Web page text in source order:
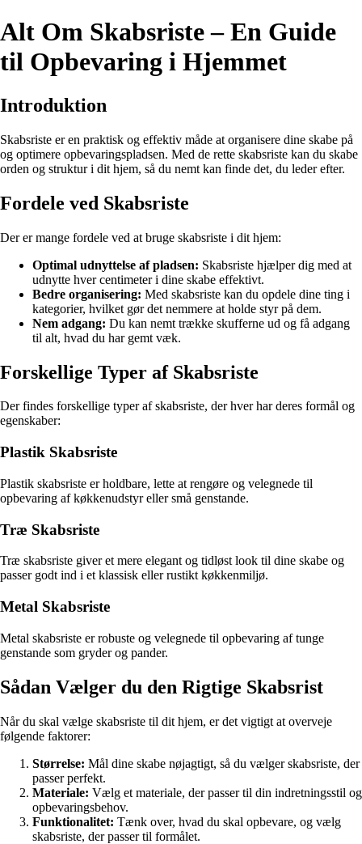
Alt Om Skabsriste – En Guide
til Opbevaring i Hjemmet
Introduktion
Skabsriste er en praktisk og effektiv måde at organisere dine skabe på
og optimere opbevaringspladsen. Med de rette skabsriste kan du skabe
orden og struktur i dit hjem, så du nemt kan finde det, du leder efter.
Fordele ved Skabsriste
Der er mange fordele ved at bruge skabsriste i dit hjem:
Optimal udnyttelse af pladsen: Skabsriste hjælper dig med at
udnytte hver centimeter i dine skabe effektivt.
Bedre organisering: Med skabsriste kan du opdele dine ting i
kategorier, hvilket gør det nemmere at holde styr på dem.
Nem adgang: Du kan nemt trække skufferne ud og få adgang
til alt, hvad du har gemt væk.
Forskellige Typer af Skabsriste
Der findes forskellige typer af skabsriste, der hver har deres formål og
egenskaber:
Plastik Skabsriste
Plastik skabsriste er holdbare, lette at rengøre og velegnede til
opbevaring af køkkenudstyr eller små genstande.
Træ Skabsriste
Træ skabsriste giver et mere elegant og tidløst look til dine skabe og
passer godt ind i et klassisk eller rustikt køkkenmiljø.
Metal Skabsriste
Metal skabsriste er robuste og velegnede til opbevaring af tunge
genstande som gryder og pander.
Sådan Vælger du den Rigtige Skabsrist
Når du skal vælge skabsriste til dit hjem, er det vigtigt at overveje
følgende faktorer:
Størrelse: Mål dine skabe nøjagtigt, så du vælger skabsriste, der
passer perfekt.
Materiale: Vælg et materiale, der passer til din indretningsstil og
opbevaringsbehov.
Funktionalitet: Tænk over, hvad du skal opbevare, og vælg
skabsriste, der passer til formålet.